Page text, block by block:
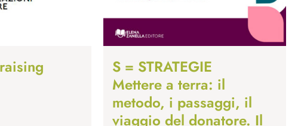
S = STRATEGIE
Mettere a terra: il
metodo, i passaggi, il
viaggio del donatore. Il